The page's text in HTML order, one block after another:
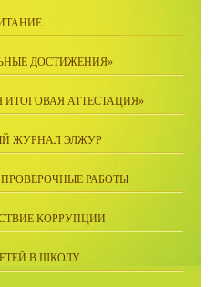
ДОСТИЖЕНИЯ»
АТТЕСТАЦИЯ»
ЖУРНАЛ ЭЛЖУР
РАБОТЫ
КОРРУПЦИИ
В ШКОЛУ